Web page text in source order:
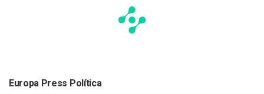
Europa Press Política